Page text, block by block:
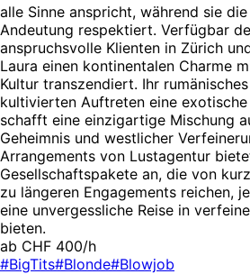
alle Sinne anspricht, während sie
Andeutung respektiert. Verfügbar
anspruchsvolle Klienten in Zürich
Laura einen kontinentalen Charme
Kultur transzendiert. Ihr
kultivierten Auftreten eine exotische
schafft eine einzigartige Mischung
Geheimnis und westlicher
Arrangements von Lustagentur
Gesellschaftspakete an, die von
zu längeren Engagements reichen,
eine unvergessliche Reise in
bieten.
ab CHF 400/h
#BigTits#Blonde#Blowjob